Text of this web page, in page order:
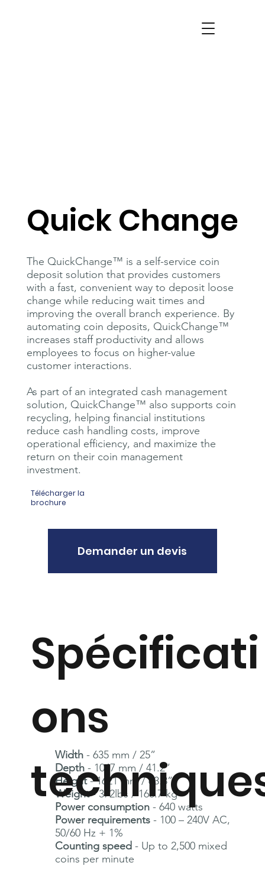
The QuickChange™ is a self-service coin
deposit solution that provides customers
with a fast, convenient way to deposit loose
change while reducing wait times and
improving the overall branch experience. By
automating coin deposits, QuickChange™
increases staff productivity and allows
employees to focus on higher-value
customer interactions.
As part of an integrated cash management
solution, QuickChange™ also supports coin
recycling, helping financial institutions
reduce cash handling costs, improve
operational efficiency, and maximize the
return on their coin management
investment.
Demander un devis
Quick Change
Télécharger la
brochure
Width - 635 mm / 25”
Depth - 1047 mm / 41.2”
Height- 1621 mm / 63.8”
Weight- 372lbs / 168.7 kg
Power consumption - 640 watts
Power requirements - 100 – 240V AC,
50/60 Hz + 1%
Counting speed - Up to 2,500 mixed
coins per minute
Spécificati
ons